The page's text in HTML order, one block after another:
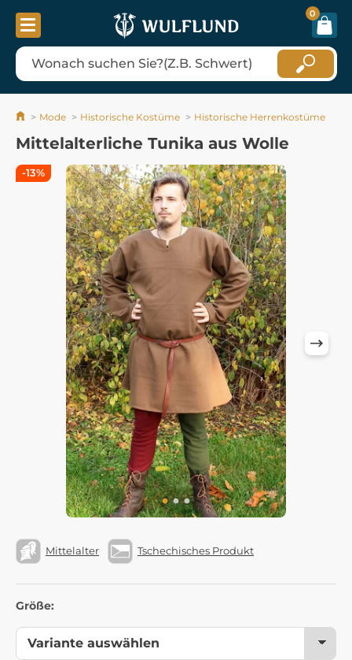
0
Mode Historische Kostüme Historische Herrenkostüme
Mittelalterliche Tunika aus Wolle
Mittelalter Tschechisches Produkt
Größe:
-13%